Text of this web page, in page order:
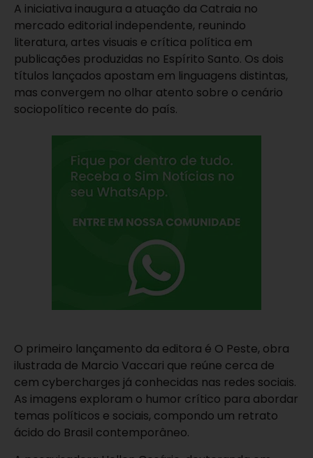
A iniciativa inaugura a atuação da Catraia no
mercado editorial independente, reunindo
literatura, artes visuais e crítica política em
publicações produzidas no Espírito Santo. Os dois
títulos lançados apostam em linguagens distintas,
mas convergem no olhar atento sobre o cenário
sociopolítico recente do país.
O primeiro lançamento da editora é O Peste, obra
ilustrada de Marcio Vaccari que reúne cerca de
cem cybercharges já conhecidas nas redes sociais.
As imagens exploram o humor crítico para abordar
temas políticos e sociais, compondo um retrato
ácido do Brasil contemporâneo.